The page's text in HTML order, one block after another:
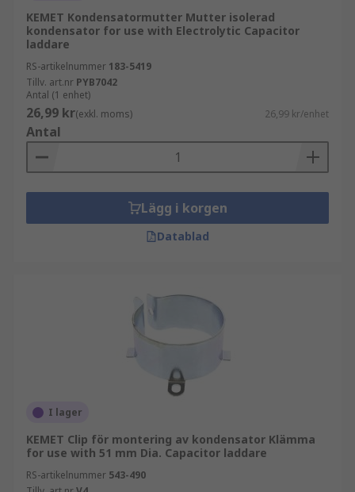
KEMET Kondensatormutter Mutter isolerad
kondensator for use with Electrolytic Capacitor
laddare
RS-artikelnummer 183-5419
Tillv. art.nr PYB7042
Antal (1 enhet)
26,99 kr(exkl. moms) 26,99 kr/enhet
Antal
Lägg i korgen
Datablad
I lager
KEMET Clip för montering av kondensator Klämma
for use with 51 mm Dia. Capacitor laddare
RS-artikelnummer 543-490